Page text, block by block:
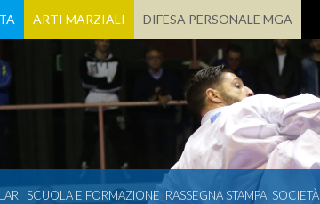
ARTI MARZIALI DIFESA PERSONALE MGA
SCUOLA E FORMAZIONE RASSEGNA STAMPA SOCIETÀ